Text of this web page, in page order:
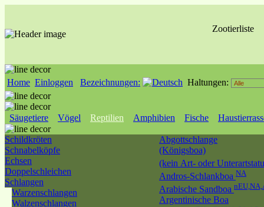
Zootierliste
Home Einloggen Bezeichnungen: Haltungen:
Säugetiere Vögel Reptilien Amphibien Fische
Schildkröten
Schnabelköpfe
Echsen
Doppelschleichen
Schlangen
Warzenschlangen
Walzenschlangen
Abgottschlange
(Königsboa)
(kein Art- oder
Andros-Schlankboa NA
Arabische Sandboa
Argentinische Boa